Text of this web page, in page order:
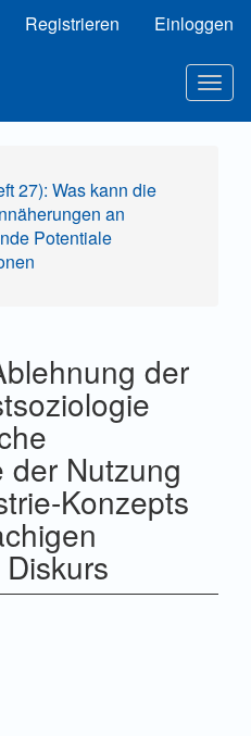
Registrieren Einloggen
27): Was kann die
an
Potentiale
der
der Nutzung
Konzepts